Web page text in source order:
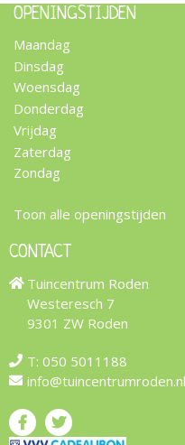
OPENINGSTIJDEN
Maandag
Dinsdag
Woensdag
Donderdag
Vrijdag
Zaterdag
Zondag
Toon alle openingstijden
CONTACT
Tuincentrum Roden
Westeresch 7
9301 ZW Roden
T: 050 5011188
info@tuincentrumroden.nl